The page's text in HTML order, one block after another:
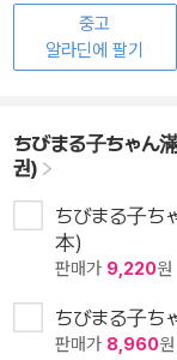
중고
알라딘에 팔기
ちびまる子ちゃん
권)
ちびまる子ち
本)
판매가 9,220원
ちびまる子ち
판매가 8,960원